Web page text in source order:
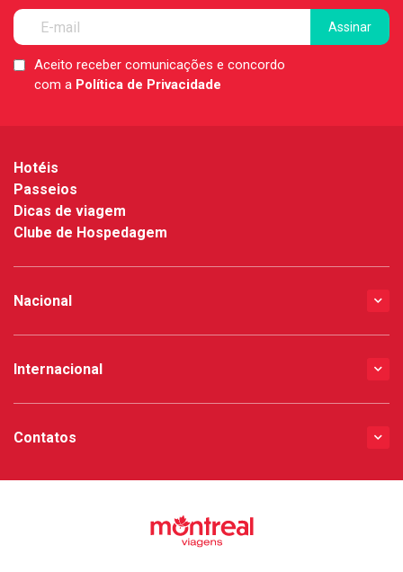
LGPDAceito receber comunicações e concordo
com a Política de Privacidade
Hotéis
Passeios
Dicas de viagem
Clube de Hospedagem
Nacional
Internacional
Contatos